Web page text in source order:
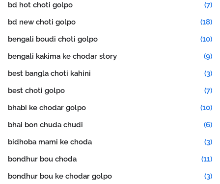
bd hot choti golpo
(7)
bd new choti golpo
(18)
bengali boudi choti golpo
(10)
bengali kakima ke chodar story
(9)
best bangla choti kahini
(3)
best choti golpo
(7)
bhabi ke chodar golpo
(10)
bhai bon chuda chudi
(6)
bidhoba mami ke choda
(3)
bondhur bou choda
(11)
bondhur bou ke chodar golpo
(3)